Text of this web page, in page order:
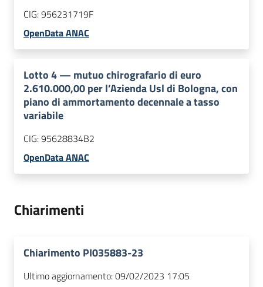
CIG:956231719F
OpenData ANAC
Lotto4— mutuo chirografario di euro
2.610.000,00 per l’Azienda Usl di Bologna, con
piano di ammortamento decennale a tasso
variabile
CIG:95628834B2
OpenData ANAC
Chiarimenti
Chiarimento PI035883-23
Ultimo aggiornamento:09/02/2023 17:05